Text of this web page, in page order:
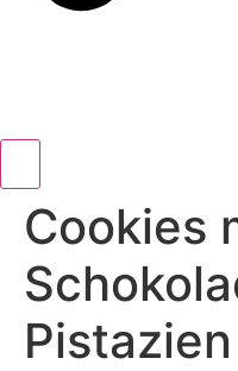
Cookies